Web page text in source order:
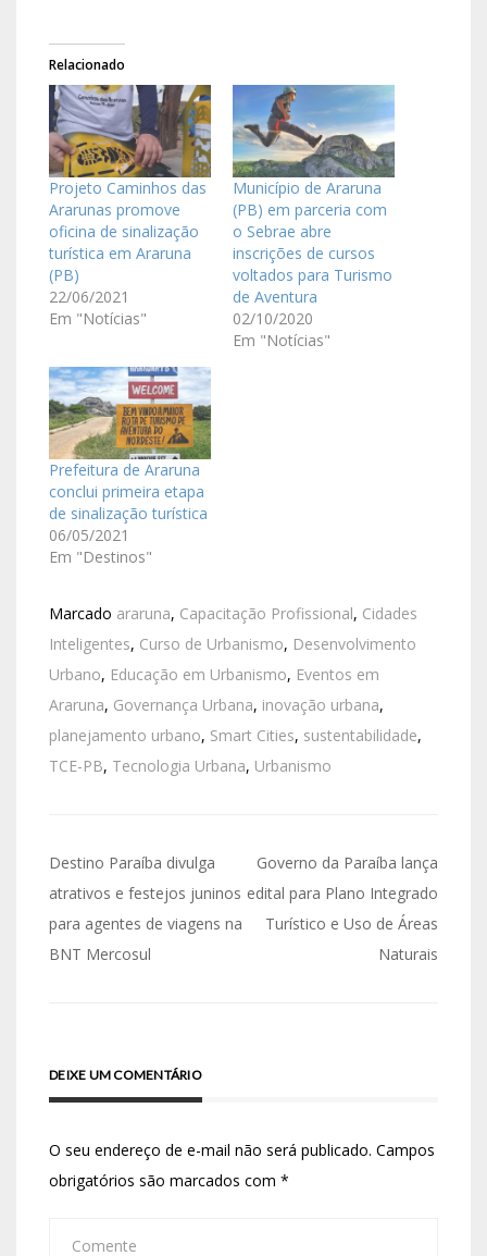
Relacionado
Projeto Caminhos das
Ararunas promove
oficina de sinalização
turística em Araruna
(PB)
22/06/2021
Em "Notícias"
Município de Araruna
(PB) em parceria com
o Sebrae abre
inscrições de cursos
voltados para Turismo
de Aventura
02/10/2020
Em "Notícias"
Prefeitura de Araruna
conclui primeira etapa
de sinalização turística
06/05/2021
Em "Destinos"
Marcado araruna, Capacitação Profissional, Cidades
Inteligentes, Curso de Urbanismo, Desenvolvimento
Urbano, Educação em Urbanismo, Eventos em
Araruna, Governança Urbana, inovação urbana,
planejamento urbano, Smart Cities, sustentabilidade,
TCE-PB, Tecnologia Urbana, Urbanismo
Destino Paraíba divulga
atrativos e festejos juninos
para agentes de viagens na
BNT Mercosul
Governo da Paraíba lança
edital para Plano Integrado
Turístico e Uso de Áreas
Naturais
DEIXE UM COMENTÁRIO
O seu endereço de e-mail não será publicado. Campos
obrigatórios são marcados com *